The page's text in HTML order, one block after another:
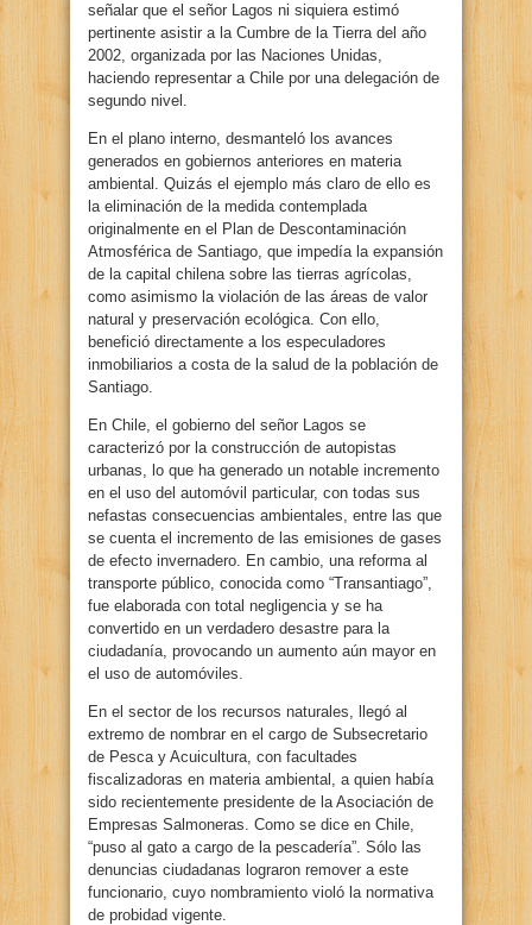
señalar que el señor Lagos ni siquiera estimó
pertinente asistir a la Cumbre de la Tierra del año
2002, organizada por las Naciones Unidas,
haciendo representar a Chile por una delegación de
segundo nivel.
En el plano interno, desmanteló los avances
generados en gobiernos anteriores en materia
ambiental. Quizás el ejemplo más claro de ello es
la eliminación de la medida contemplada
originalmente en el Plan de Descontaminación
Atmosférica de Santiago, que impedía la expansión
de la capital chilena sobre las tierras agrícolas,
como asimismo la violación de las áreas de valor
natural y preservación ecológica. Con ello,
benefició directamente a los especuladores
inmobiliarios a costa de la salud de la población de
Santiago.
En Chile, el gobierno del señor Lagos se
caracterizó por la construcción de autopistas
urbanas, lo que ha generado un notable incremento
en el uso del automóvil particular, con todas sus
nefastas consecuencias ambientales, entre las que
se cuenta el incremento de las emisiones de gases
de efecto invernadero. En cambio, una reforma al
transporte público, conocida como “Transantiago”,
fue elaborada con total negligencia y se ha
convertido en un verdadero desastre para la
ciudadanía, provocando un aumento aún mayor en
el uso de automóviles.
En el sector de los recursos naturales, llegó al
extremo de nombrar en el cargo de Subsecretario
de Pesca y Acuicultura, con facultades
fiscalizadoras en materia ambiental, a quien había
sido recientemente presidente de la Asociación de
Empresas Salmoneras. Como se dice en Chile,
“puso al gato a cargo de la pescadería”. Sólo las
denuncias ciudadanas lograron remover a este
funcionario, cuyo nombramiento violó la normativa
de probidad vigente.